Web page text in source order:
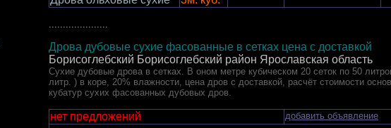
Дрова дубовые сухие фасованные в сетках цена с доставкой
Борисоглебский Борисоглебский район Ярославская область
Сухие дубовые дрова в сетках. В оном метре кубическом 20 сеток по 50
литр. ) в коре, 20% влажности, цена дров с доставкой, расчёт стоимости
кубатур сухих фасованных дубовых дров.
нет предложений добавить объявление